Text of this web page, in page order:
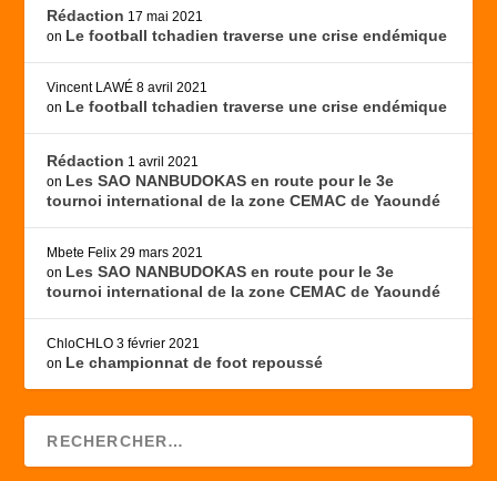
Rédaction 17 mai 2021
on Le football tchadien traverse une crise endémique
Vincent LAWÉ 8 avril 2021
on Le football tchadien traverse une crise endémique
Rédaction 1 avril 2021
on Les SAO NANBUDOKAS en route pour le 3e
tournoi international de la zone CEMAC de Yaoundé
Mbete Felix 29 mars 2021
on Les SAO NANBUDOKAS en route pour le 3e
tournoi international de la zone CEMAC de Yaoundé
ChloCHLO 3 février 2021
on Le championnat de foot repoussé